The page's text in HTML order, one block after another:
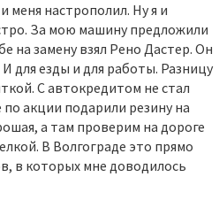
меня настрополил. Ну я и
За мою машину предложили
на замену взял Рено Дастер. Он
для езды и для работы. Разницу
С автокредитом не стал
акции подарили резину на
а там проверим на дороге
В Волгограде это прямо
в которых мне доводилось